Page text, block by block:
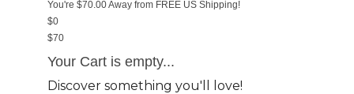
You're $70.00Away from FREE US Shipping!
$0
$70
Your Cart is empty...
Discover something you'll love!